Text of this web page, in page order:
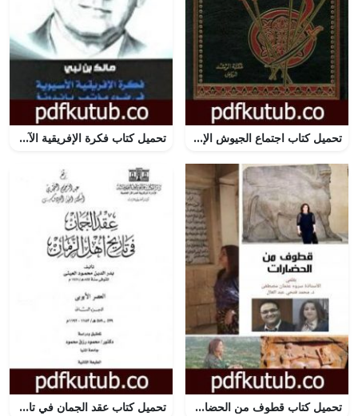
تحميل كتاب اجتماع الجيوش الإسلامية على غزو المعطلة والجهمية للإمام ابن القيم PDF تأليف عواد عبد الله المعتق مجانا [كامل] تحميل كتاب فكرة الإفريقية الآسيوية في ضوء مؤتمر باندونغ PDF تأليف مالك بن نبي مجانا [كامل]
تحميل كتاب قطوف من الحضارات – الحضارة الكردية PDF تأليف د.محمد فتحي عبد العال مجانا [كامل] تحميل كتاب عقد الجمان في تاريخ أهل الزمان – العصر الأيوبي: الجزء الثاني PDF تأليف بدر الدين العيني مجانا [كامل]